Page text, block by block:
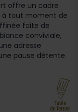
offre un cadre
à tout moment de
faite de
conviviale,
adresse
pause détente